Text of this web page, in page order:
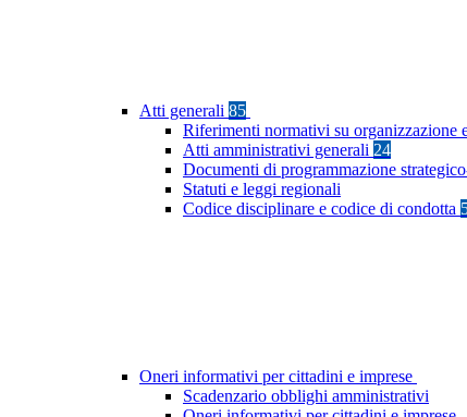
Atti generali 85
Riferimenti normativi su organizzazione
Atti amministrativi generali 24
Documenti di programmazione
Statuti e leggi regionali
Codice disciplinare e codice di condotta
Oneri informativi per cittadini e imprese
Scadenzario obblighi amministrativi